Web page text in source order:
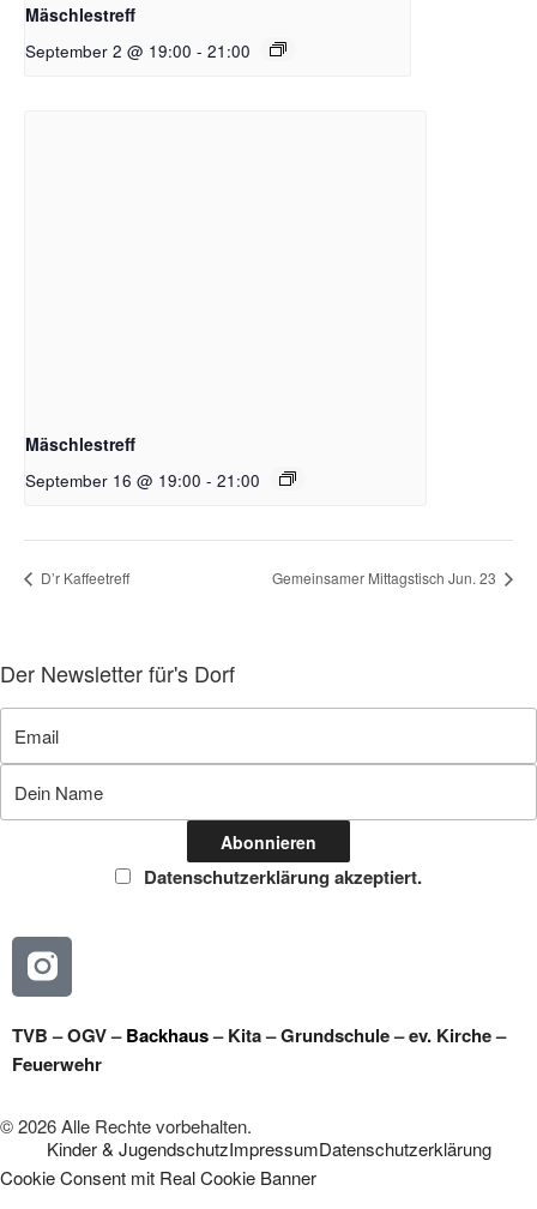
Mäschlestreff
September 2 @ 19:00 - 21:00
Mäschlestreff
September 16 @ 19:00 - 21:00
D’r Kaffeetreff Gemeinsamer Mittagstisch Jun. 23
Der Newsletter für's Dorf
Datenschutzerklärung akzeptiert.
TVB–OGV–Backhaus–Kita–Grundschule–ev. Kirche–
Feuerwehr
© 2026 Alle Rechte vorbehalten.
Kinder & JugendschutzImpressumDatenschutzerklärung
Cookie Consent mit Real Cookie Banner